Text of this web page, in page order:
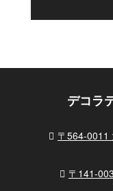
デコラ
〒564-0011
〒141-